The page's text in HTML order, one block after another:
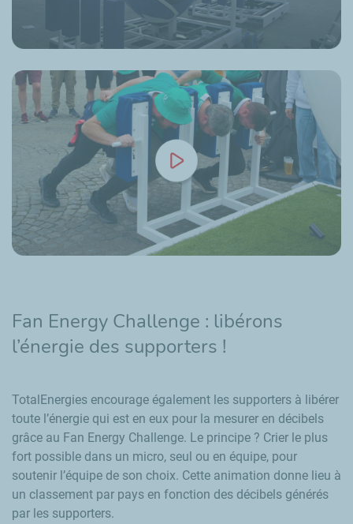
Fan Energy Challenge : libérons
l’énergie des supporters !
TotalEnergies encourage également les supporters à libérer
toute l’énergie qui est en eux pour la mesurer en décibels
grâce au Fan Energy Challenge. Le principe ? Crier le plus
fort possible dans un micro, seul ou en équipe, pour
soutenir l’équipe de son choix. Cette animation donne lieu à
un classement par pays en fonction des décibels générés
par les supporters.